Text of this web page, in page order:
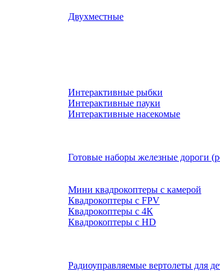
Двухместные
Интерактивные рыбки
Интерактивные пауки
Интерактивные насекомые
Готовые наборы железные дороги
Мини квадрокоптеры с камерой
Квадрокоптеры с FPV
Квадрокоптеры с 4К
Квадрокоптеры с HD
Радиоуправляемые вертолеты для